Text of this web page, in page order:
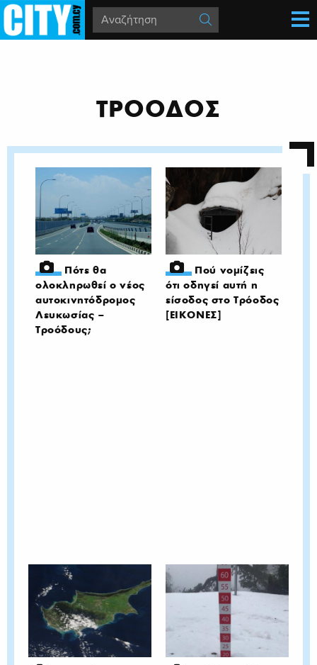
ΤΡΟΟΔΟΣ
Πότε θα
ολοκληρωθεί ο νέος
αυτοκινητόδρομος
Λευκωσίας –
Τροόδους;
Πού νομίζεις
ότι οδηγεί αυτή η
είσοδος στο Τρόοδος
[ΕΙΚΟΝΕΣ]